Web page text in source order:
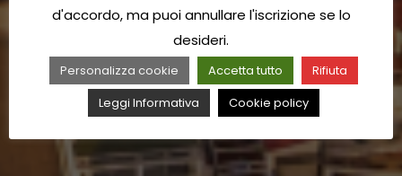
d'accordo, ma puoi annullare l'iscrizione se lo
desideri.
Personalizza cookie Accetta tutto
Rifiuta
Leggi Informativa
Cookie policy